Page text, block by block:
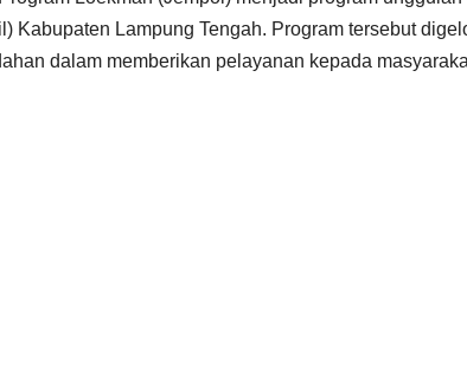
Kabupaten Lampung Tengah. Program tersebut
dalam memberikan pelayanan kepada